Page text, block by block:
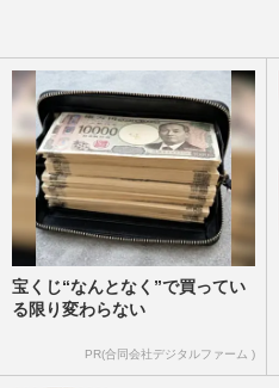
宝くじ“なんとなく”で買ってい
る限り変わらない
PR(合同会社デジタルファーム )